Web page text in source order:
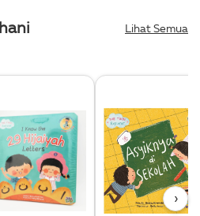
Lihat Semua
›